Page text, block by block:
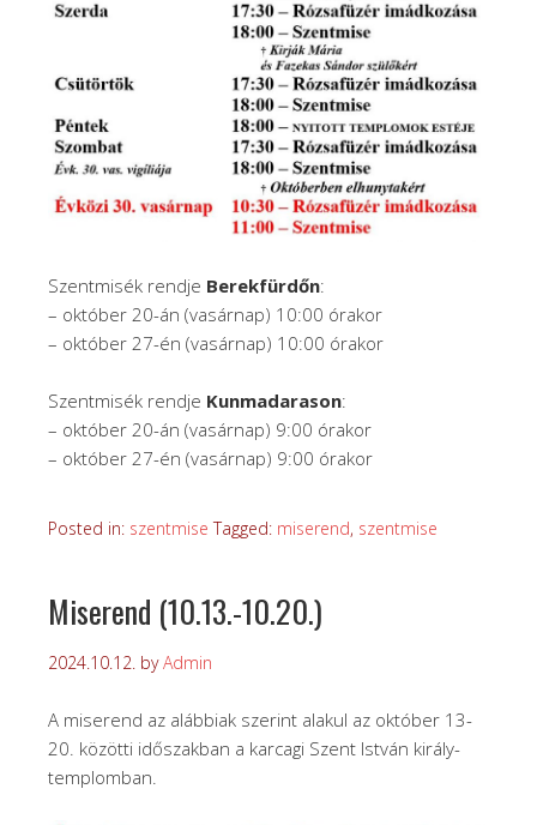
Szentmisék rendje Berekfürdőn:
– október 20-án (vasárnap) 10:00 órakor
– október 27-én (vasárnap) 10:00 órakor
Szentmisék rendje Kunmadarason:
– október 20-án (vasárnap) 9:00 órakor
– október 27-én (vasárnap) 9:00 órakor
Posted in: szentmise Tagged: miserend, szentmise
Miserend (10.13.-10.20.)
2024.10.12. byAdmin
A miserend az alábbiak szerint alakul az október 13-
20. közötti időszakban a karcagi Szent István király-
templomban.